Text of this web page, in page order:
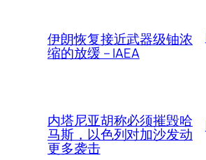
伊朗恢复接近武器级铀浓
缩的放缓 – IAEA
内塔尼亚胡称必须摧毁哈
马斯，以色列对加沙发动
更多袭击